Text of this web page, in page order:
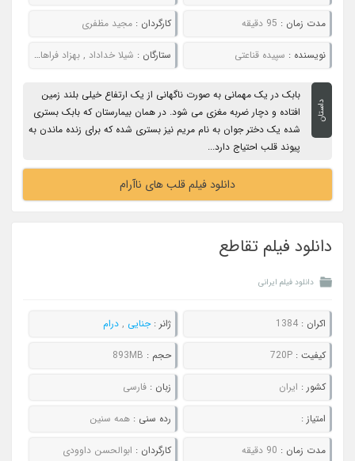
مدت زمان : 95 دقیقه کارگردان : مجید مظفری
نویسنده : سپیده قناعتی ستارگان : شیلا خداداد , بهزاد فراهانی
داستان
بابک در یک مهمانی به صورت ناگهانی از یک ارتفاع خیلی بلند زمین
افتاده و دچار ضربه مغزی می شود. در همان بیمارستان که بابک بستری
شده یک دختر جوان به نام مریم نیز بستری شده که برای زنده ماندن به
پیوند قلب احتیاج دارد...
دانلود فیلم قلب های ناآرام
دانلود فیلم تقاطع
دانلود فیلم ایرانی
اکران :1384 ژانر :جنایی , درام
کیفیت :720P حجم : 893MB
کشور : ایران زبان : فارسی
امتیاز : رده سنی : همه سنین
مدت زمان : 90 دقیقه کارگردان : ابوالحسن داوودی